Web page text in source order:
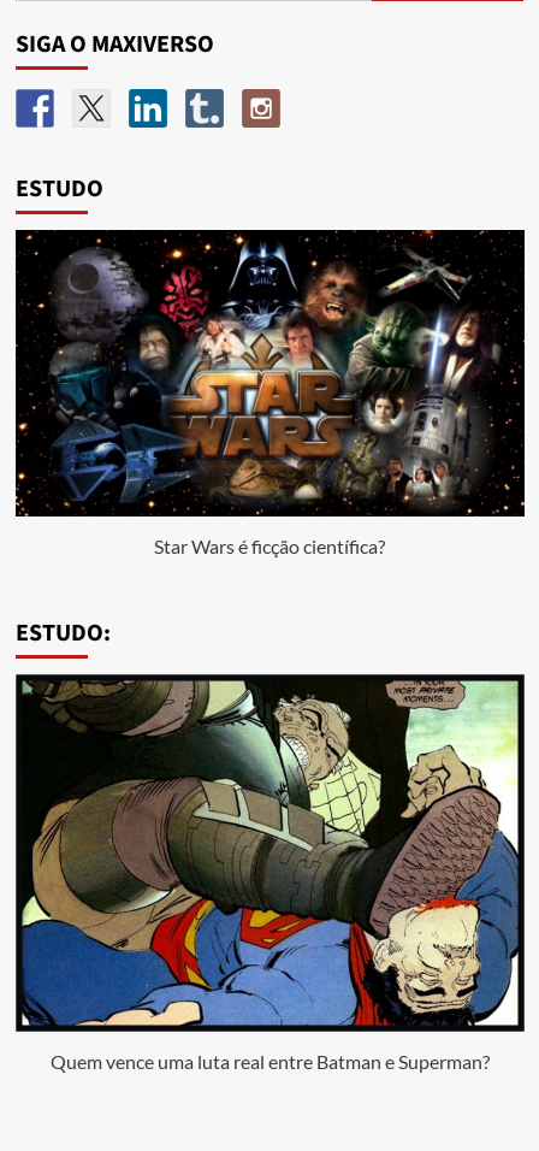
SIGA O MAXIVERSO
ESTUDO
Star Wars é ficção científica?
ESTUDO:
Quem vence uma luta real entre Batman e Superman?